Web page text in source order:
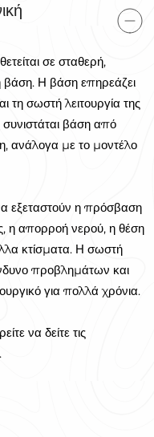
σε σταθερή,
βάση. Η βάση επηρεάζει
τη σωστή λειτουργία της
βάση από
ανάλογα με το μοντέλο
εξεταστούν η πρόσβαση
η απορροή νερού, η θέση
κτίσματα. Η σωστή
προβλημάτων και
για πολλά χρόνια.
να δείτε τις